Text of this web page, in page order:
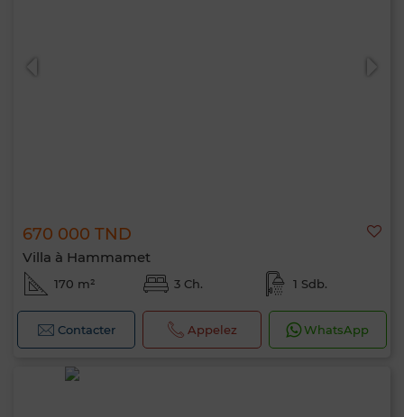
670 000 TND
Villa à Hammamet
170 m² 3 Ch. 1 Sdb.
Contacter Appelez WhatsApp